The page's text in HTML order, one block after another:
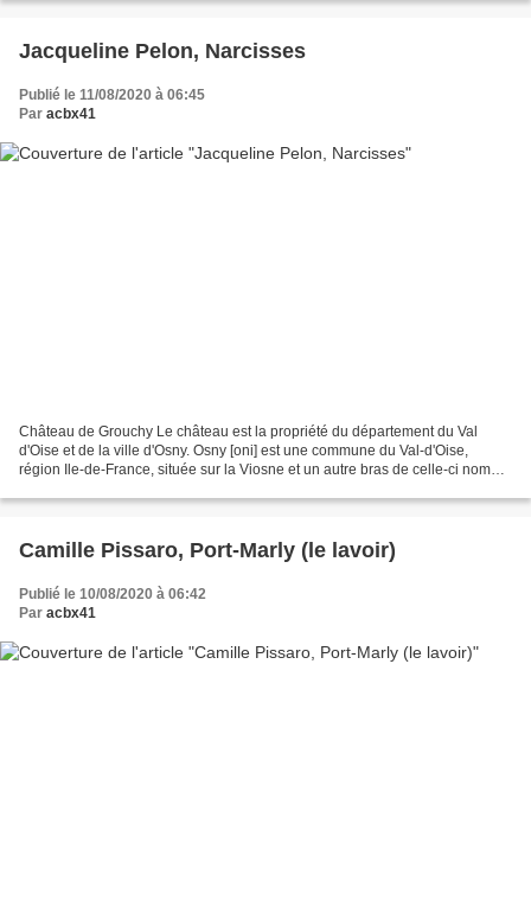
Jacqueline Pelon, Narcisses
Publié le 11/08/2020 à 06:45
Par acbx41
Château de Grouchy Le château est la propriété du département du Val
d'Oise et de la ville d'Osny. Osny [oni] est une commune du Val-d'Oise,
région Ile-de-France, située sur la Viosne et un autre bras de celle-ci nommé
Camille Pissaro, Port-Marly (le lavoir)
Publié le 10/08/2020 à 06:42
Par acbx41